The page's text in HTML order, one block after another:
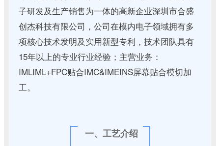
子研发及生产销售为一体的高新企业深圳市合盛
创杰科技有限公司，公司在模内电子领域拥有多
项核心技术发明及实用新型专利，技术团队具有
15年以上的专业行业经验；主营业务：
IMLIML+FPC贴合IMC&IMEINS屏幕贴合模切加
工。
一、工艺介绍